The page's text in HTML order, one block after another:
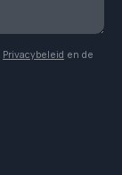
Privacybeleid en de